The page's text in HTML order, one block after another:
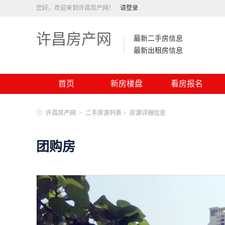
您好，欢迎来到许昌房产网！ 请登录
许昌房产网
最新二手房信息
最新出租房信息
首页 新房楼盘 看房报名
许昌房产网 > 二手房源列表 > 房源详细信息
团购房